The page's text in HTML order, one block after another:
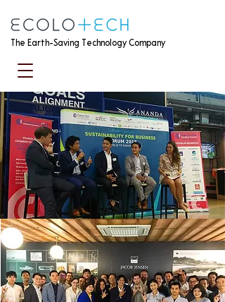
The Earth-Saving Technology Company